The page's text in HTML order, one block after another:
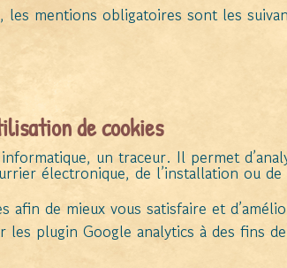
les mentions obligatoires sont les
de cookies
un traceur. Il permet
électronique, de l’installation ou
afin de mieux vous satisfaire et
les plugin Google analytics à des fins